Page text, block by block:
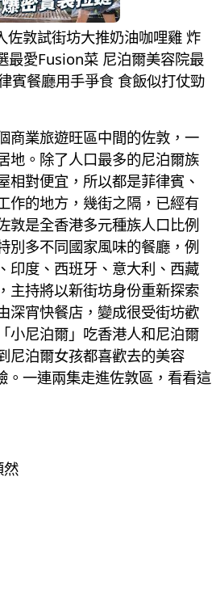
敦試街坊大推奶油咖哩雞 炸
最愛Fusion菜 尼泊爾美容院最
賓餐廳用手爭食 食飯似打仗勁
商業旅遊旺區中間的佐敦，一
地。除了人口最多的尼泊爾族
相對便宜，所以都是菲律賓、
作的地方，幾街之隔，已經有
敦是全香港多元種族人口比例
別多不同國家風味的餐廳，例
印度、西班牙、意大利、西藏
主持將以新街坊身份重新探索
深宵快餐店，變成很受街坊歡
小尼泊爾」吃香港人和尼泊爾
尼泊爾女孩都喜歡去的美容
。一連兩集走進佐敦區，看看這
然